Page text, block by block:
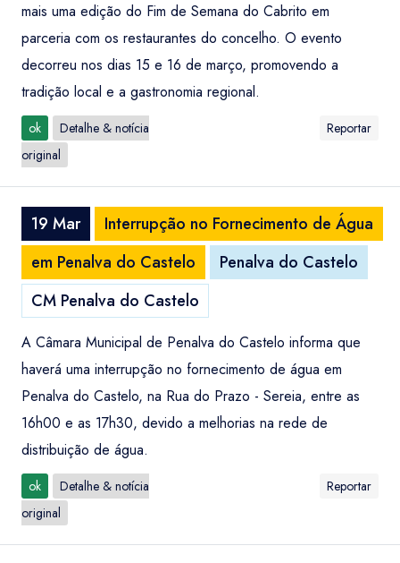
mais uma edição do Fim de Semana do Cabrito em
parceria com os restaurantes do concelho. O evento
decorreu nos dias 15 e 16 de março, promovendo a
tradição local e a gastronomia regional.
ok
Detalhe & notícia
original
Reportar
19 Mar
Interrupção no Fornecimento de Água
em Penalva do Castelo
Penalva do Castelo
CM Penalva do Castelo
A Câmara Municipal de Penalva do Castelo informa que
haverá uma interrupção no fornecimento de água em
Penalva do Castelo, na Rua do Prazo - Sereia, entre as
16h00 e as 17h30, devido a melhorias na rede de
distribuição de água.
ok
Detalhe & notícia
original
Reportar